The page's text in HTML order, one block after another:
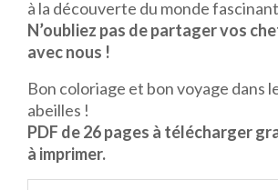
à la découverte du monde
N’oubliez pas de partager vos
avec nous !
Bon coloriage et bon voyage dans
abeilles !
PDF de 26 pages à télécharger
à imprimer.